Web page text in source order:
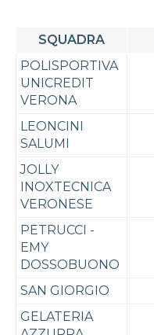
SQUADRA
POLISPORTIVA
UNICREDIT
VERONA
LEONCINI
SALUMI
JOLLY
INOXTECNICA
VERONESE
PETRUCCI -
EMY
DOSSOBUONO
SAN GIORGIO
GELATERIA